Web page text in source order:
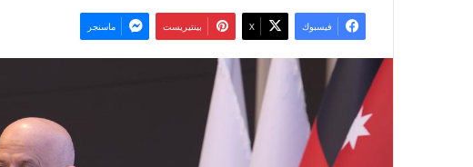
فيسبوك ‫X بينتيريست ماسنجر